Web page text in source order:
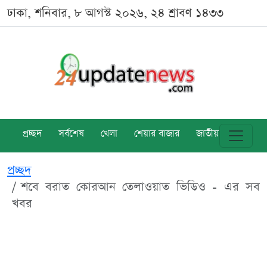
ঢাকা, শনিবার, ৮ আগস্ট ২০২৬, ২৪ শ্রাবণ ১৪৩৩
প্রচ্ছদ সর্বশেষ খেলা শেয়ার বাজার জাতীয় বিশ্ব
প্রচ্ছদ
শবে বরাত কোরআন তেলাওয়াত ভিডিও - এর সব
খবর